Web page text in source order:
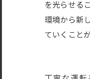
を光らせる
環境から新
ていくこと